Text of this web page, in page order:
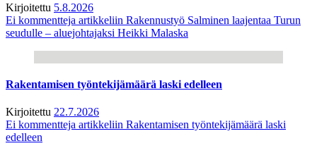
Kirjoitettu 5.8.2026
Ei kommentteja artikkeliin Rakennustyö Salminen laajentaa Turun
seudulle – aluejohtajaksi Heikki Malaska
Rakentamisen työntekijämäärä laski edelleen
Kirjoitettu 22.7.2026
Ei kommentteja artikkeliin Rakentamisen työntekijämäärä laski
edelleen